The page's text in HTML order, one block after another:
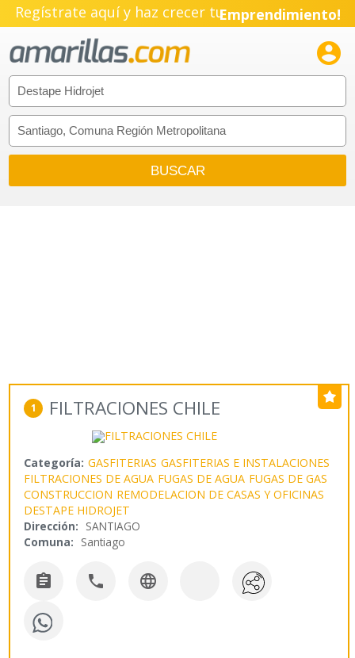
Regístrate aquí y haz crecer tu
Emprendimiento!

1 FILTRACIONES CHILE
Categoría: GASFITERIAS GASFITERIAS E INSTALACIONES
FILTRACIONES DE AGUA FUGAS DE AGUA FUGAS DE GAS
CONSTRUCCION REMODELACION DE CASAS Y OFICINAS
DESTAPE HIDROJET
Dirección: SANTIAGO
Comuna: Santiago
  